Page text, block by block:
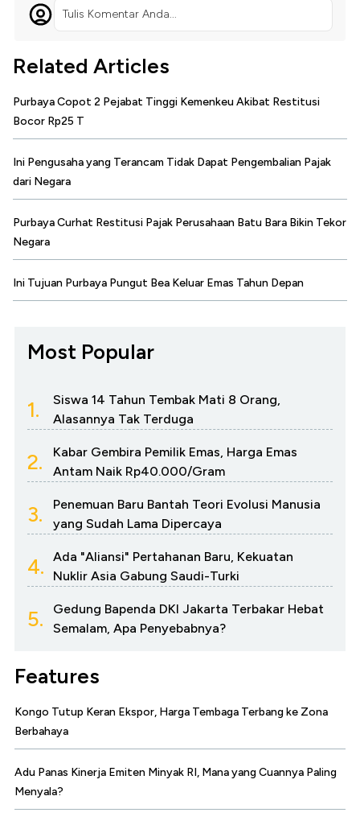
Tulis Komentar Anda...
Related Articles
Purbaya Copot 2 Pejabat Tinggi Kemenkeu Akibat Restitusi
Bocor Rp25 T
Ini Pengusaha yang Terancam Tidak Dapat Pengembalian Pajak
dari Negara
Purbaya Curhat Restitusi Pajak Perusahaan Batu Bara Bikin Tekor
Negara
Ini Tujuan Purbaya Pungut Bea Keluar Emas Tahun Depan
Most Popular
1.
Siswa 14 Tahun Tembak Mati 8 Orang,
Alasannya Tak Terduga
2.
Kabar Gembira Pemilik Emas, Harga Emas
Antam Naik Rp40.000/Gram
3.
Penemuan Baru Bantah Teori Evolusi Manusia
yang Sudah Lama Dipercaya
4.
Ada "Aliansi" Pertahanan Baru, Kekuatan
Nuklir Asia Gabung Saudi-Turki
5.
Gedung Bapenda DKI Jakarta Terbakar Hebat
Semalam, Apa Penyebabnya?
Features
Kongo Tutup Keran Ekspor, Harga Tembaga Terbang ke Zona
Berbahaya
Adu Panas Kinerja Emiten Minyak RI, Mana yang Cuannya Paling
Menyala?